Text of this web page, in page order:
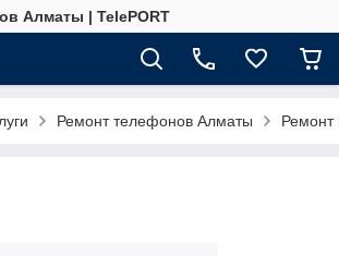
Алматы | TelePORT
Ремонт телефонов Алматы Ремонт